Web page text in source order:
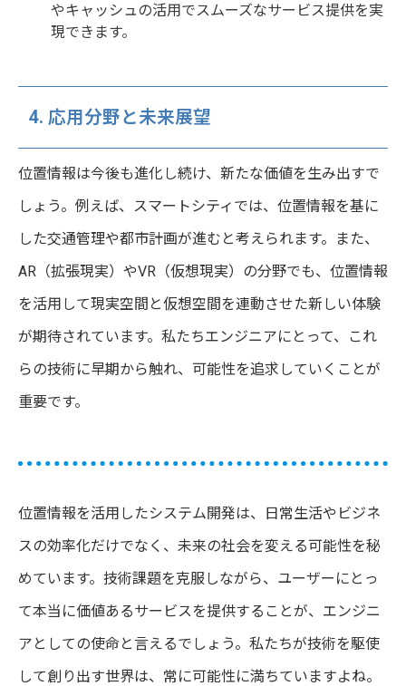
やキャッシュの活用でスムーズなサービス提供を実
現できます。
4. 応用分野と未来展望
位置情報は今後も進化し続け、新たな価値を生み出すで
しょう。例えば、スマートシティでは、位置情報を基に
した交通管理や都市計画が進むと考えられます。また、
AR（拡張現実）やVR（仮想現実）の分野でも、位置情報
を活用して現実空間と仮想空間を連動させた新しい体験
が期待されています。私たちエンジニアにとって、これ
らの技術に早期から触れ、可能性を追求していくことが
重要です。
位置情報を活用したシステム開発は、日常生活やビジネ
スの効率化だけでなく、未来の社会を変える可能性を秘
めています。技術課題を克服しながら、ユーザーにとっ
て本当に価値あるサービスを提供することが、エンジニ
アとしての使命と言えるでしょう。私たちが技術を駆使
して創り出す世界は、常に可能性に満ちていますよね。